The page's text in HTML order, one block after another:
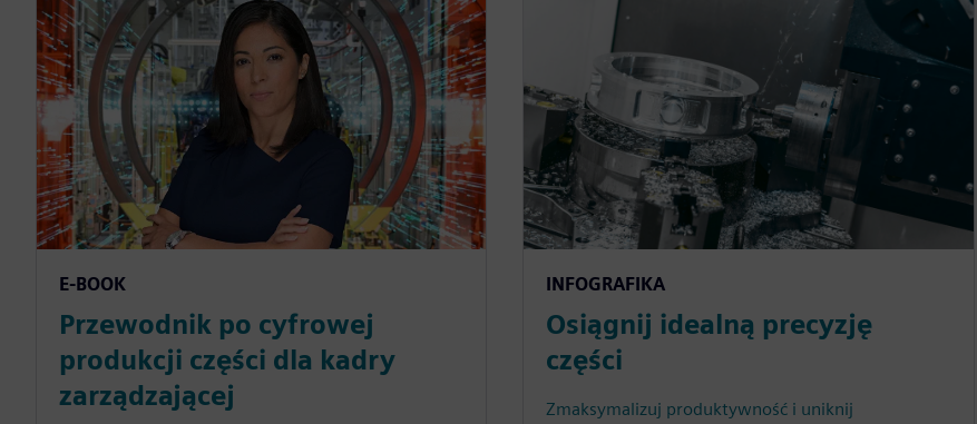
E-BOOK
Przewodnik po cyfrowej
produkcji części dla kadry
zarządzającej
INFOGRAFIKA
Osiągnij idealną precyzję
części
Zmaksymalizuj produktywność i uniknij